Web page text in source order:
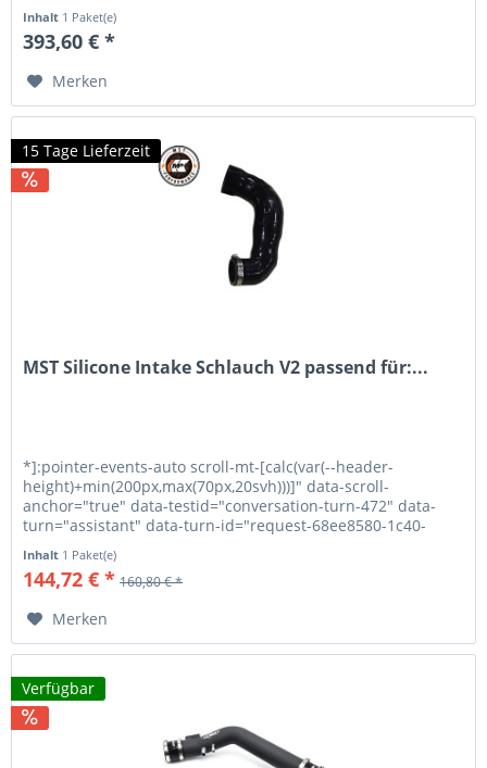
Inhalt 1 Paket(e)
393,60 € *
Merken
15 Tage Lieferzeit
MST Silicone Intake Schlauch V2 passend für:...
*]:pointer-events-auto scroll-mt-[calc(var(--header-
height)+min(200px,max(70px,20svh)))]" data-scroll-
anchor="true" data-testid="conversation-turn-472" data-
turn="assistant" data-turn-id="request-68ee8580-1c40-
Inhalt 1 Paket(e)
144,72 € * 160,80 € *
Merken
Verfügbar